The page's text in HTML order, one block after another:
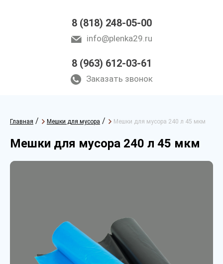
8 (818) 248-05-00
info@plenka29.ru
8 (963) 612-03-61
Заказать звонок
Главная / Мешки для мусора / Мешки для мусора 240 л 45 мкм
Мешки для мусора 240 л 45 мкм